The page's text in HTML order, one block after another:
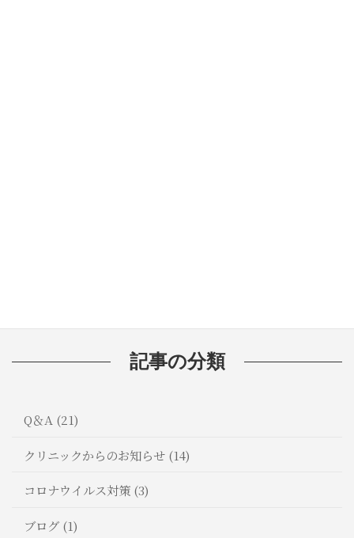
記事の分類
Q＆A (21)
クリニックからのお知らせ (14)
コロナウイルス対策 (3)
ブログ (1)